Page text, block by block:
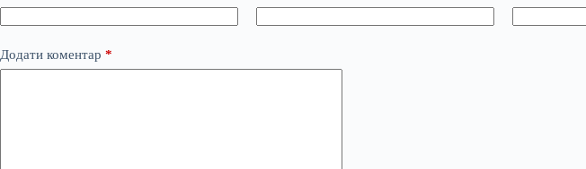
Додати коментар *